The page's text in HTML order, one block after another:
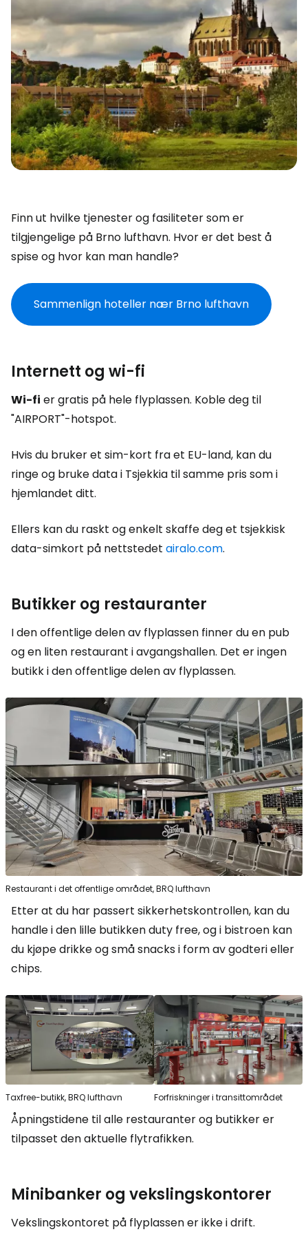
Finn ut hvilke tjenester og fasiliteter som er
tilgjengelige på Brno lufthavn. Hvor er det best å
spise og hvor kan man handle?
Sammenlign hoteller nær Brno lufthavn
Internett og wi-fi
Wi-fi er gratis på hele flyplassen. Koble deg til
"AIRPORT"-hotspot.
Hvis du bruker et sim-kort fra et EU-land, kan du
ringe og bruke data i Tsjekkia til samme pris som i
hjemlandet ditt.
Ellers kan du raskt og enkelt skaffe deg et tsjekkisk
data-simkort på nettstedet airalo.com.
Butikker og restauranter
I den offentlige delen av flyplassen finner du en pub
og en liten restaurant i avgangshallen. Det er ingen
butikk i den offentlige delen av flyplassen.
Restaurant i det offentlige området, BRQ lufthavn
Etter at du har passert sikkerhetskontrollen, kan du
handle i den lille butikkenduty free, og i bistroen kan
du kjøpe drikke og små snacks i form av godteri eller
chips.
Taxfree-butikk, BRQ lufthavn Forfriskninger i transittområdet
Åpningstidene til alle restauranter og butikker er
tilpasset den aktuelle flytrafikken.
Minibanker og vekslingskontorer
Vekslingskontoret på flyplassen er ikke i drift.